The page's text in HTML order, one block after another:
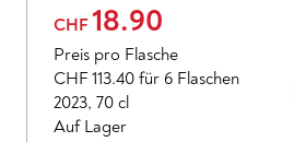
CHF 18.90
Preis pro Flasche
CHF 113.40 für 6 Flaschen
2023, 70 cl
Auf Lager